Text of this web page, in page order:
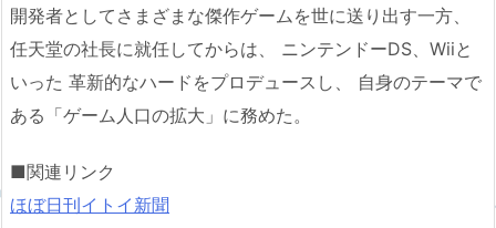
開発者としてさまざまな傑作ゲームを世に送り出す一方、
任天堂の社長に就任してからは、 ニンテンドーDS、Wiiと
いった 革新的なハードをプロデュースし、 自身のテーマで
ある「ゲーム人口の拡大」に務めた。
■関連リンク
ほぼ日刊イトイ新聞